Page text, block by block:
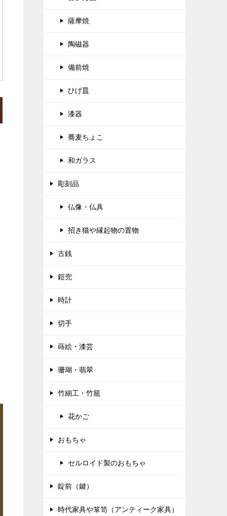
薩摩焼
陶磁器
備前焼
ひげ皿
漆器
蕎麦ちょこ
和ガラス
彫刻品
仏像・仏具
招き猫や縁起物の置物
古銭
鎧兜
時計
切手
蒔絵・漆芸
珊瑚・翡翠
竹細工・竹籠
花かご
おもちゃ
セルロイド製のおもちゃ
錠前（鍵）
時代家具や箪笥（アンティーク家具）